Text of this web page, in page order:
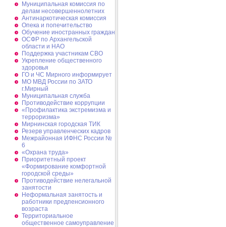
Муниципальная комиссия по
делам несовершеннолетних
Антинаркотическая комиссия
Опека и попечительство
Обучение иностранных граждан
ОСФР по Архангельской
области и НАО
Поддержка участникам СВО
Укрепление общественного
здоровья
ГО и ЧС Мирного информирует
МО МВД России по ЗАТО
г.Мирный
Муниципальная cлужба
Противодействие коррупции
«Профилактика экстремизма и
терроризма»
Мирнинская городская ТИК
Резерв управленческих кадров
Межрайонная ИФНС России №
6
«Охрана труда»
Приоритетный проект
«Формирование комфортной
городской среды»
Противодействие нелегальной
занятости
Неформальная занятость и
работники предпенсионного
возраста
Территориальное
общественное самоуправление